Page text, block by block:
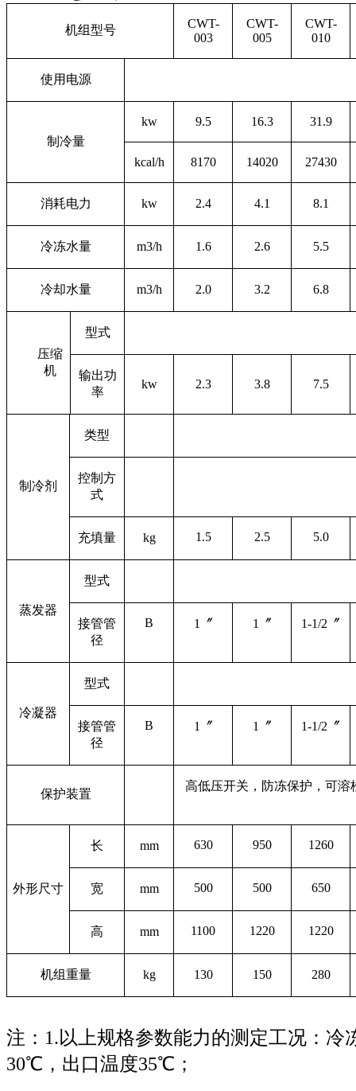
机组型号
CWT-
003
CWT-
005
CWT-
010
使用电源
制冷量
kw 9.5 16.3 31.9
kcal/h 8170 14020 27430
消耗电力 kw 2.4 4.1 8.1
冷冻水量 m3/h 1.6 2.6 5.5
冷却水量 m3/h 2.0 3.2 6.8
压缩
机
型式
输出功
率
kw 2.3 3.8 7.5
制冷剂
类型
控制方
式
充填量 kg 1.5 2.5 5.0
蒸发器
型式
接管管
径
B 1 〞 1 〞 1-1/2 〞
冷凝器
型式
接管管
径
B 1 〞 1 〞 1-1/2 〞
保护装置
高低压开关，防冻保护，可溶
外形尺寸
长 mm 630 950 1260
宽 mm 500 500 650
高 mm 1100 1220 1220
机组重量 kg 130 150 280
注： 1.以上规格参数能力的测定工况：冷
30℃，出口温度35℃；